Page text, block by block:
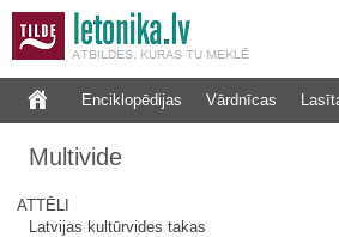
Enciklopēdijas Vārdnīcas
Multivide
ATTĒLI
Latvijas kultūrvides takas